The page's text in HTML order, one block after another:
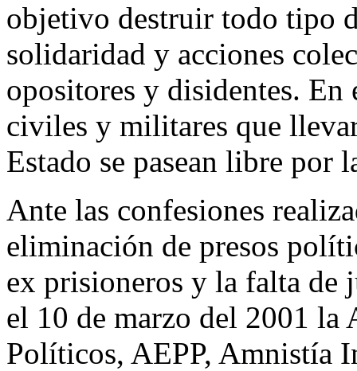
objetivo destruir todo tipo
solidaridad y acciones
opositores y disidentes. En
civiles y militares que
Estado se pasean libre por
Ante las confesiones
eliminación de presos
ex prisioneros y la falta de
el 10 de marzo del 2001 la
Políticos, AEPP, Amnistía